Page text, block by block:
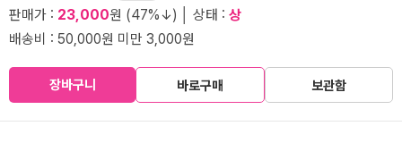
판매가 : 23,000원 (47%↓) │ 상태 : 상
배송비 : 50,000원 미만 3,000원
장바구니 바로구매 보관함